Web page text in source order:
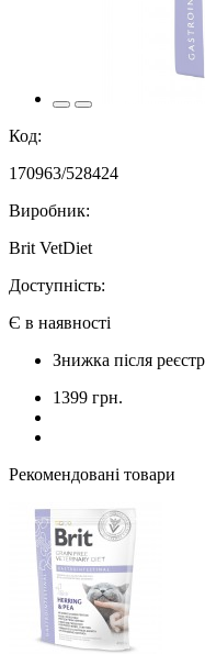
Код:
170963/528424
Виробник:
Brit VetDiet
Доступність:
Є в наявності
Знижка після
1399 грн.
Рекомендовані товари